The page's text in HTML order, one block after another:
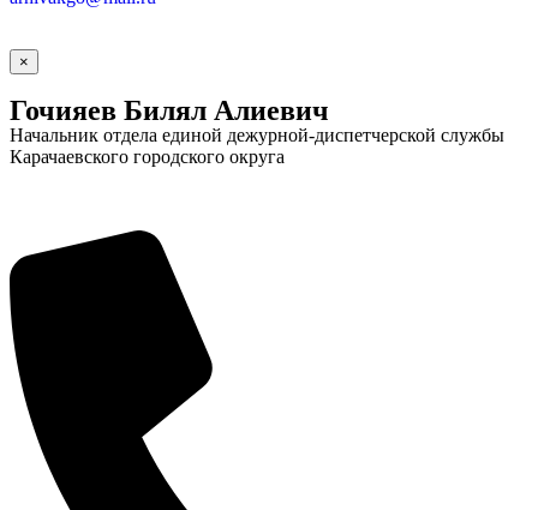
×
Гочияев Билял Алиевич
Начальник отдела единой дежурной-диспетчерской службы
Карачаевского городского округа